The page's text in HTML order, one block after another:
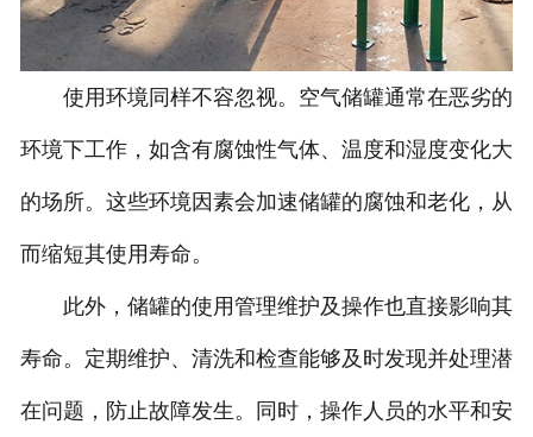
使用环境同样不容忽视。空气储罐通常在恶劣的
环境下工作，如含有腐蚀性气体、温度和湿度变化大
的场所。这些环境因素会加速储罐的腐蚀和老化，从
而缩短其使用寿命。
此外，储罐的使用管理维护及操作也直接影响其
寿命。定期维护、清洗和检查能够及时发现并处理潜
在问题，防止故障发生。同时，操作人员的水平和安